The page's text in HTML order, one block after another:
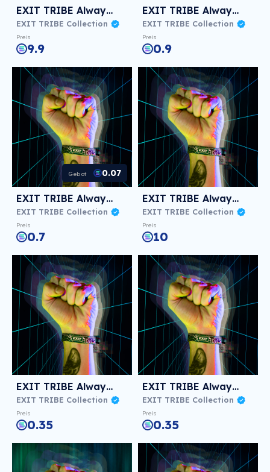
EXIT TRIBE Always! #185
EXIT TRIBE Collection
Preis
9.9
EXIT TRIBE Always! #1274
EXIT TRIBE Collection
Preis
0.9
Gebot 0.07
EXIT TRIBE Always! #465
EXIT TRIBE Collection
Preis
0.7
EXIT TRIBE Always! #238
EXIT TRIBE Collection
Preis
10
EXIT TRIBE Always! #1321
EXIT TRIBE Collection
Preis
0.35
EXIT TRIBE Always! #1325
EXIT TRIBE Collection
Preis
0.35